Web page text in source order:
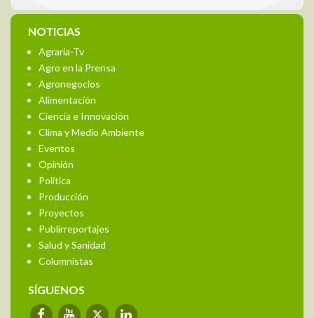
NOTICIAS
Agraria-Tv
Agro en la Prensa
Agronegocios
Alimentación
Ciencia e Innovación
Clima y Medio Ambiente
Eventos
Opinión
Política
Producción
Proyectos
Publirreportajes
Salud y Sanidad
Columnistas
SÍGUENOS